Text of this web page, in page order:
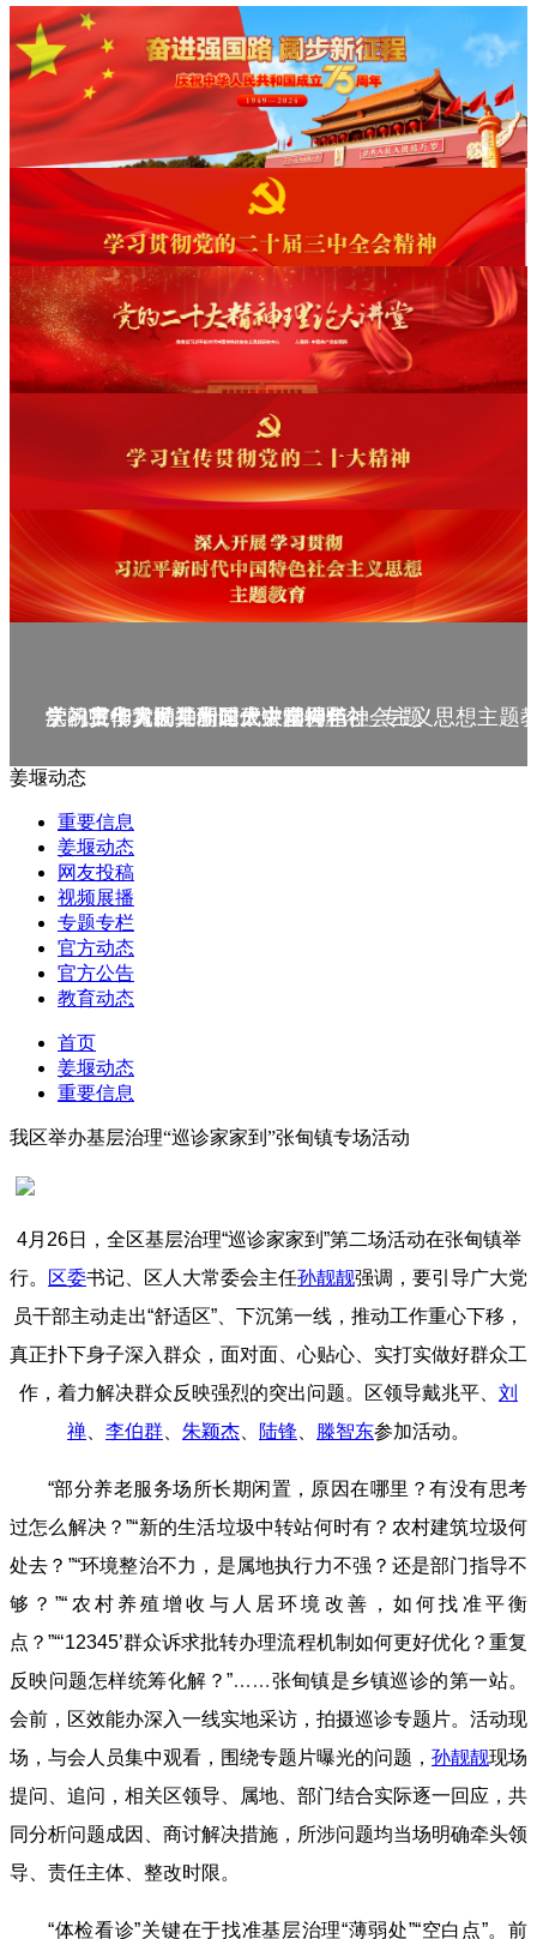
庆祝中华人民共和国成立75周年
学习贯彻党的二十届三中全会精神_专题
党的二十大精神理论大讲堂--理论
学习宣传贯彻党的二十大精神
学习贯彻习近平新时代中国特色社会主义思想主题
姜堰动态
重要信息
姜堰动态
网友投稿
视频展播
专题专栏
官方动态
官方公告
教育动态
首页
姜堰动态
重要信息
我区举办基层治理“巡诊家家到”张甸镇专场活动
4月26日，全区基层治理“巡诊家家到”第二场活动在张甸镇举
行。
区委书记、区人大常委会主任孙靓靓强调，要引导广大党
员干部主动走出“舒适区”、下沉第一线，推动工作重心下移，
真正扑下身子深入群众，面对面、心贴心、实打实做好群众工
作，着力解决群众反映强烈的突出问题。区领导戴兆平、 刘
禅
李伯群 朱颖杰 陆锋 滕智东参加活动。
“部分养老服务场所长期闲置，原因在哪里？有没有思考
过怎么解决？”“新的生活垃圾中转站何时有？农村建筑垃圾何
处去？”“环境整治不力，是属地执行力不强？还是部门指导不
够？”“农村养殖增收与人居环境改善，如何找准平衡
点？”“‘12345’群众诉求批转办理流程机制如何更好优化？重复
反映问题怎样统筹化解？”……张甸镇是乡镇巡诊的第一站。
会前，区效能办深入一线实地采访，拍摄巡诊专题片。活动现
场，与会人员集中观看，围绕专题片曝光的问题， 孙靓靓现场
提问、追问，相关区领导、属地、部门结合实际逐一回应，共
同分析问题成因、商讨解决措施，所涉问题均当场明确牵头领
导、责任主体、整改时限。
“体检看诊”关键在于找准基层治理“薄弱处”“空白点”。前